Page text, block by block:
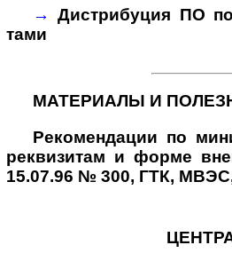
→
Дистрибуция ПО
тами
МАТЕРИАЛЫ И
Рекомендации по
реквизитам и форме
15.07.96 № 300, ГТК,